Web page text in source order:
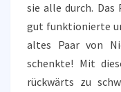
sie alle durch. Das
gut funktionierte
altes Paar von
schenkte! Mit
rückwärts zu